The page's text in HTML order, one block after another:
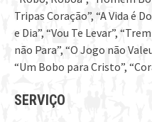
Tripas Coração”, “A Vida é
e Dia”, “Vou Te Levar”,
não Para”, “O Jogo não
“Um Bobo para Cristo”,
SERVIÇO